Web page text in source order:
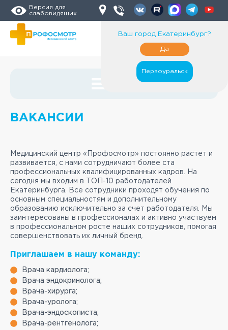
Версия для
слабовидящих
Ваш город Екатеринбург?
Да
Первоуральск
ВАКАНСИИ
Медицинский центр «Профосмотр» постоянно растет и
развивается, с нами сотрудничают более ста
профессиональных квалифицированных кадров. На
сегодня мы входим в ТОП-10 работодателей
Екатеринбурга. Все сотрудники проходят обучения по
основным специальностям и дополнительному
образованию исключительно за счет работодателя. Мы
заинтересованы в профессионалах и активно участвуем
в профессиональном росте наших сотрудников, помогая
совершенствовать их личный бренд.
Приглашаем в нашу команду:
Врача кардиолога;
Врача эндокринолога;
Врача-хирурга;
Врача-уролога;
Врача-эндоскописта;
Врача-рентгенолога;